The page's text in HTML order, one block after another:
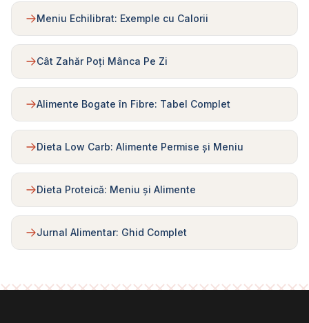
Meniu Echilibrat: Exemple cu Calorii
Cât Zahăr Poți Mânca Pe Zi
Alimente Bogate în Fibre: Tabel Complet
Dieta Low Carb: Alimente Permise și Meniu
Dieta Proteică: Meniu și Alimente
Jurnal Alimentar: Ghid Complet